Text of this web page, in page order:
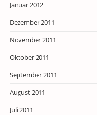
Januar 2012
Dezember 2011
November 2011
Oktober 2011
September 2011
August 2011
Juli 2011